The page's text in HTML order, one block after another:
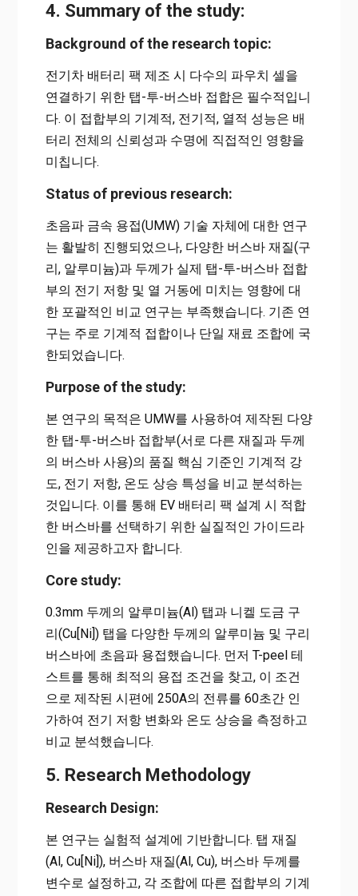
4. Summary of the study:
Background of the research topic:
전기차 배터리 팩 제조 시 다수의 파우치 셀을
연결하기 위한 탭-투-버스바 접합은 필수적입니
다. 이 접합부의 기계적, 전기적, 열적 성능은 배
터리 전체의 신뢰성과 수명에 직접적인 영향을
미칩니다.
Status of previous research:
초음파 금속 용접(UMW) 기술 자체에 대한 연구
는 활발히 진행되었으나, 다양한 버스바 재질(구
리, 알루미늄)과 두께가 실제 탭-투-버스바 접합
부의 전기 저항 및 열 거동에 미치는 영향에 대
한 포괄적인 비교 연구는 부족했습니다. 기존 연
구는 주로 기계적 접합이나 단일 재료 조합에 국
한되었습니다.
Purpose of the study:
본 연구의 목적은 UMW를 사용하여 제작된 다양
한 탭-투-버스바 접합부(서로 다른 재질과 두께
의 버스바 사용)의 품질 핵심 기준인 기계적 강
도, 전기 저항, 온도 상승 특성을 비교 분석하는
것입니다. 이를 통해 EV 배터리 팩 설계 시 적합
한 버스바를 선택하기 위한 실질적인 가이드라
인을 제공하고자 합니다.
Core study:
0.3mm 두께의 알루미늄(Al) 탭과 니켈 도금 구
리(Cu[Ni]) 탭을 다양한 두께의 알루미늄 및 구리
버스바에 초음파 용접했습니다. 먼저 T-peel 테
스트를 통해 최적의 용접 조건을 찾고, 이 조건
으로 제작된 시편에 250A의 전류를 60초간 인
가하여 전기 저항 변화와 온도 상승을 측정하고
비교 분석했습니다.
5. Research Methodology
Research Design:
본 연구는 실험적 설계에 기반합니다. 탭 재질
(Al, Cu[Ni]), 버스바 재질(Al, Cu), 버스바 두께를
변수로 설정하고, 각 조합에 따른 접합부의 기계